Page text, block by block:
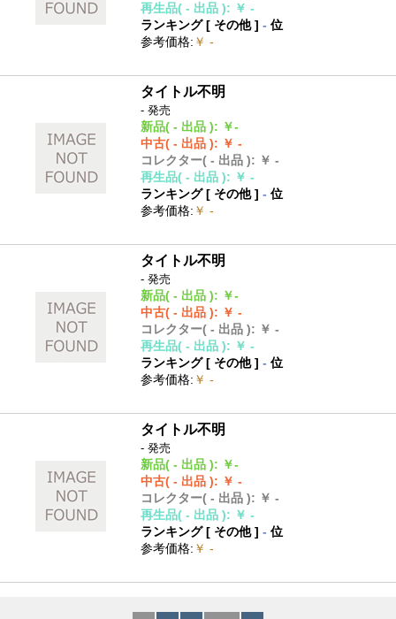
再生品( - 出品 ): ￥ -
ランキング [ その他]- 位
参考価格: ￥ -
タイトル不明
- 発売
新品( - 出品 ): ￥-
中古( - 出品 ): ￥ -
コレクター( - 出品 ): ￥ -
再生品( - 出品 ): ￥ -
ランキング [ その他]- 位
参考価格: ￥ -
タイトル不明
- 発売
新品( - 出品 ): ￥-
中古( - 出品 ): ￥ -
コレクター( - 出品 ): ￥ -
再生品( - 出品 ): ￥ -
ランキング [ その他]- 位
参考価格: ￥ -
タイトル不明
- 発売
新品( - 出品 ): ￥-
中古( - 出品 ): ￥ -
コレクター( - 出品 ): ￥ -
再生品( - 出品 ): ￥ -
ランキング [ その他]- 位
参考価格: ￥ -